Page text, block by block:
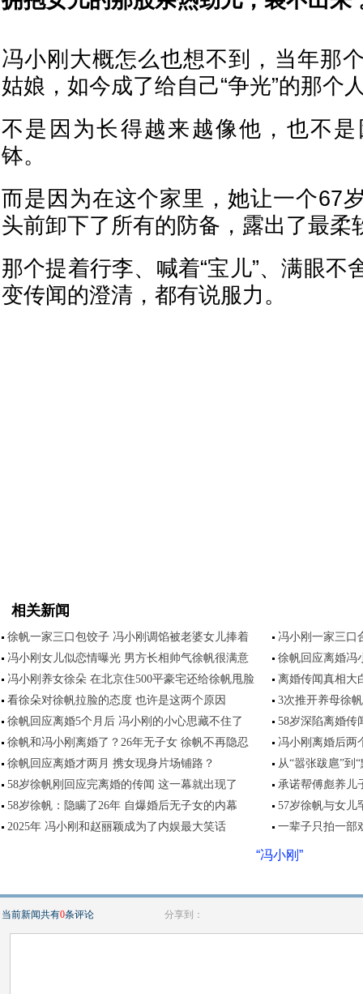
冯小刚大概怎么也想不到，当年那
姑娘，如今成了给自己“争光”的那个
不是因为长得越来越像他，也不
钵。
而是因为在这个家里，她让一个67
头前卸下了所有的防备，露出了最柔
那个提着行李、喊着“宝儿”、满眼不
变传闻的澄清，都有说服力。
相关新闻
徐帆一家三口包饺子 冯小刚调馅被老婆女儿捧着
冯小刚一家三口
冯小刚女儿似恋情曝光 男方长相帅气徐帆很满意
徐帆回应离婚冯
冯小刚养女徐朵 在北京住500平豪宅还给徐帆甩脸
离婚传闻真相大
看徐朵对徐帆拉脸的态度 也许是这两个原因
3次推开养母徐
徐帆回应离婚5个月后 冯小刚的小心思藏不住了
58岁深陷离婚传
徐帆和冯小刚离婚了？26年无子女 徐帆不再隐忍
冯小刚离婚后两
徐帆回应离婚才两月 携女现身片场铺路？
从“嚣张跋扈”到
58岁徐帆刚回应完离婚的传闻 这一幕就出现了
承诺帮傅彪养儿
58岁徐帆：隐瞒了26年 自爆婚后无子女的内幕
57岁徐帆与女儿
2025年 冯小刚和赵丽颖成为了内娱最大笑话
一辈子只拍一部
“冯小刚”
当前新闻共有0条评论 分享到：